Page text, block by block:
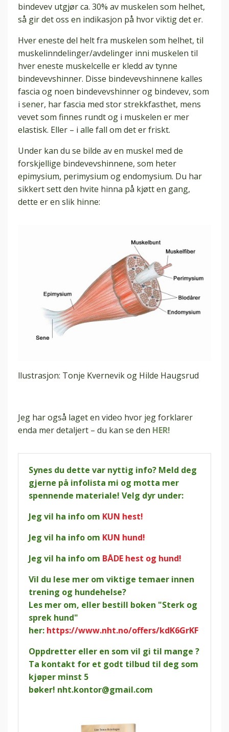
bindevev utgjør ca. 30% av muskelen som helhet,
så gir det oss en indikasjon på hvor viktig det er.
Hver eneste del helt fra muskelen som helhet, til
muskelinndelinger/avdelinger inni muskelen til
hver eneste muskelcelle er kledd av tynne
bindevevshinner. Disse bindevevshinnene kalles
fascia og noen bindevevshinner og bindevev, som
i sener, har fascia med stor strekkfasthet, mens
vevet som finnes rundt og i muskelen er mer
elastisk. Eller – i alle fall om det er friskt.
Under kan du se bilde av en muskel med de
forskjellige bindevevshinnene, som heter
epimysium, perimysium og endomysium. Du har
sikkert sett den hvite hinna på kjøtt en gang,
dette er en slik hinne:
llustrasjon: Tonje Kvernevik og Hilde Haugsrud
Jeg har også laget en video hvor jeg forklarer
enda mer detaljert – du kan se den HER!
Synes du dette var nyttig info? Meld deg
gjerne på infolista mi og motta mer
spennende materiale! Velg dyr under:
Jeg vil ha info om KUN hest!
Jeg vil ha info om KUN hund!
Jeg vil ha info om BÅDE hest og hund!
Vil du lese mer om viktige temaer innen
trening og hundehelse?
Les mer om, eller bestill boken "Sterk og
sprek hund"
her: https://www.nht.no/offers/kdK6GrKF
Oppdretter eller en som vil gi til mange ?
Ta kontakt for et godt tilbud til deg som
kjøper minst 5
bøker! nht.kontor@gmail.com